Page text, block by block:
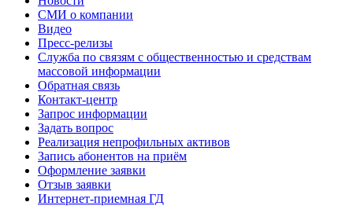
СМИ о компании
Видео
Пресс-релизы
Служба по связям с общественностью и средствам
массовой информации
Обратная связь
Контакт-центр
Запрос информации
Задать вопрос
Реализация непрофильных активов
Запись абонентов на приём
Оформление заявки
Отзыв заявки
Интернет-приемная ГД